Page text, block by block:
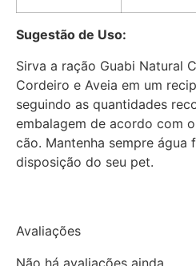
Sugestão de Uso:
Sirva a ração Guabi Natural
Cordeiro e Aveia em um
seguindo as quantidades
embalagem de acordo com
cão. Mantenha sempre água
disposição do seu pet.
Avaliações
Não há avaliações ainda.